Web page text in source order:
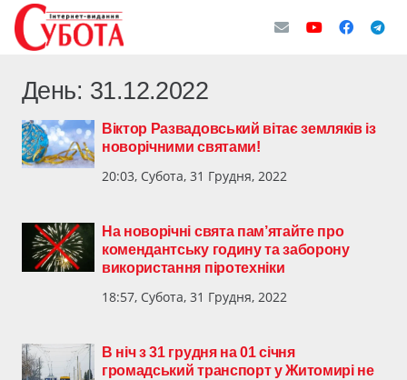
День: 31.12.2022
Віктор Развадовський вітає земляків із
новорічними святами!
20:03, Субота, 31 Грудня, 2022
На новорічні свята пам’ятайте про
комендантську годину та заборону
використання піротехніки
18:57, Субота, 31 Грудня, 2022
В ніч з 31 грудня на 01 січня
громадський транспорт у Житомирі не